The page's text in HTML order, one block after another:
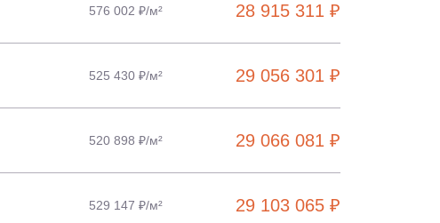
28 915 311 ₽
576 002 ₽/м²
29 056 301 ₽
525 430 ₽/м²
29 066 081 ₽
520 898 ₽/м²
29 103 065 ₽
529 147 ₽/м²